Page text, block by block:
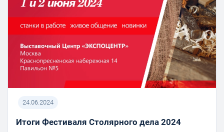
24.06.2024
Итоги Фестиваля Столярного дела 2024